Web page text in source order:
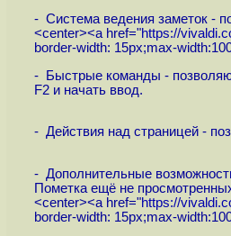
- Система ведения заметок -
<center><a href="https://
border-width: 15px;max-
- Быстрые команды -
F2 и начать ввод.
- Действия над страницей -
- Дополнительные
Пометка ещё не
<center><a href="https://
border-width: 15px;max-